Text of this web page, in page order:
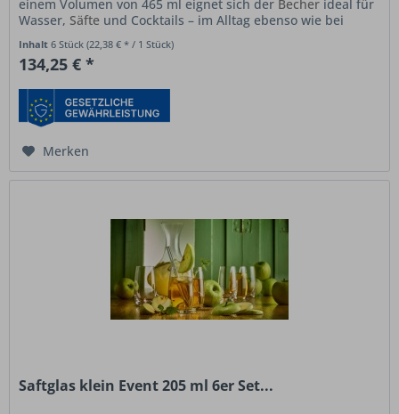
einem Volumen von 465 ml eignet sich der Becher ideal für
Wasser, Säfte und Cocktails – im Alltag ebenso wie bei
Inhalt6 Stück(22,38 € * / 1 Stück)
134,25 € *
Merken
Saftglas klein Event 205 ml 6er Set...